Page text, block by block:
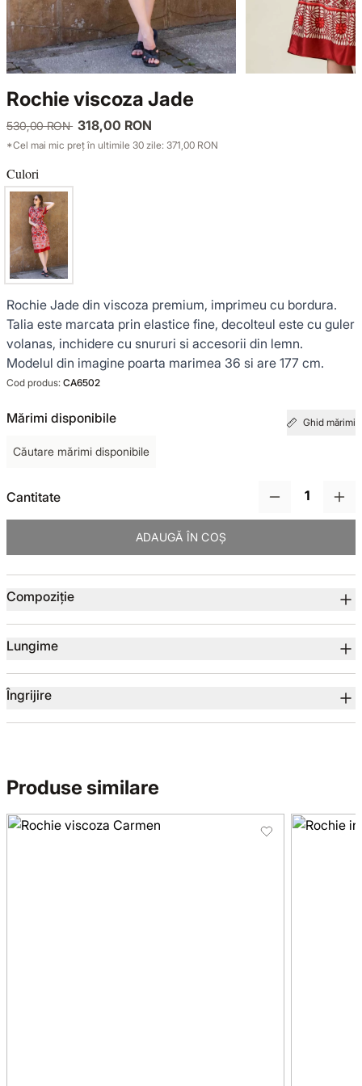
Rochie viscoza Jade
530,00 RON 318,00 RON
*Cel mai mic preț în ultimile 30 zile: 371,00 RON
Culori
Rochie Jade din viscoza premium, imprimeu cu bordura.
Talia este marcata prin elastice fine, decolteul este cu guler
volanas, inchidere cu snururi si accesorii din lemn.
Modelul din imagine poarta marimea 36 si are 177 cm.
Cod produs: CA6502
Mărimi disponibile Ghid mărimi
Căutare mărimi disponibile
Cantitate
ADAUGĂ ÎN COȘ
Compoziție
Lungime
Îngrijire
Produse similare
COMPLEURI
TRICOTAJE
GECI ȘI PALTOANE
SACOURI ȘI JACHETE
ȚINUTE DE OCAZIE
NOUTĂȚI
GARDEROBA DE VACANȚĂ
TOTUL DE LA -50%
GECI ȘI PALTOANE
SACOURI ȘI JACHETE
ȚINUTE DE OCAZIE
VEZI TOATE REDUCERILE
SENSE LIMITED EDITION
OFFICE MOOD